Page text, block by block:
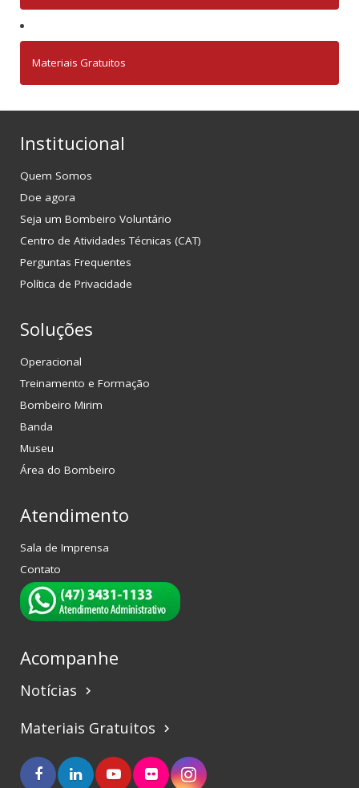
Materiais Gratuitos
Institucional
Quem Somos
Doe agora
Seja um Bombeiro Voluntário
Centro de Atividades Técnicas (CAT)
Perguntas Frequentes
Política de Privacidade
Soluções
Operacional
Treinamento e Formação
Bombeiro Mirim
Banda
Museu
Área do Bombeiro
Atendimento
Sala de Imprensa
Contato
Acompanhe
Notícias keyboard_arrow_right
Materiais Gratuitos keyboard_arrow_right